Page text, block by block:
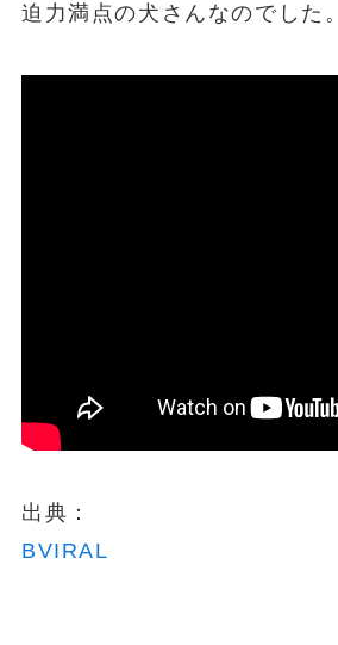
迫力満点の犬さんなのでした。
出典：
BVIRAL